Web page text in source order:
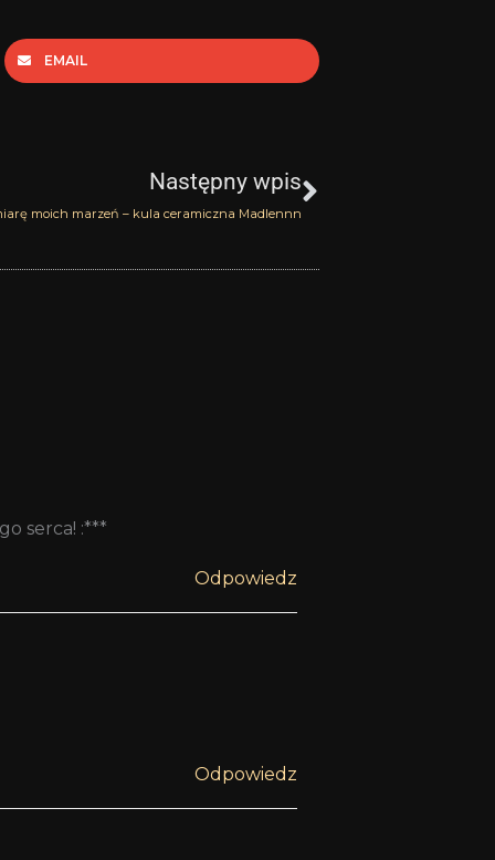
EMAIL
Następny wpis
moich marzeń – kula ceramiczna Madlennn
serca! :***
Odpowiedz
Odpowiedz